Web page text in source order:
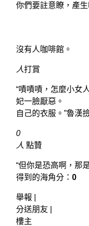
你們要註意瞭，產
沒有人咖啡館。
人打賞
“嘖嘖嘖，怎麼小女
妃一臉厭惡。
自己的衣服。”魯漢
0
人 點贊
“但你是恐高啊，那
得到的海角分： 0
舉報 |
分送朋友 |
樓主